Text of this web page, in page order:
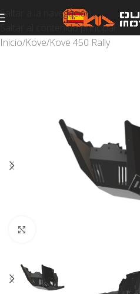
Saltar a la navegación
Saltar al contenido principal
Inicio/Kove/Kove 450 Rally